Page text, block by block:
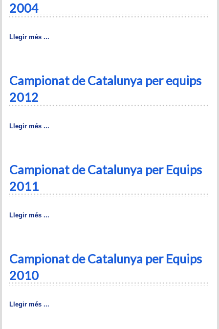
Llibres
Altres tornejos
2004
Llegir més ...
Campionat de Catalunya per equips
2012
Llegir més ...
Campionat de Catalunya per Equips
2011
Llegir més ...
Campionat de Catalunya per Equips
2010
Llegir més ...